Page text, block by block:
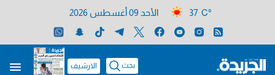
37 C° الأحد 09 أغسطس 2026
بحث الارشيف